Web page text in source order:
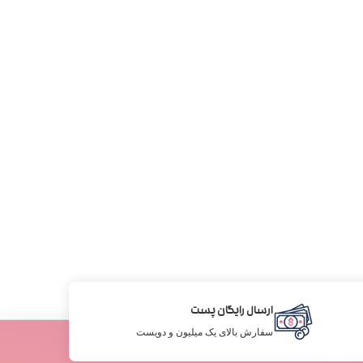
ارسال رایگان پست
سفارش بالای یک میلیون و دویست